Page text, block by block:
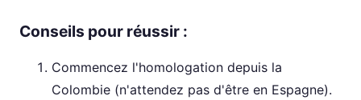
Conseils pour réussir :
Commencez l'homologation depuis la
Colombie (n'attendez pas d'être en Espagne).